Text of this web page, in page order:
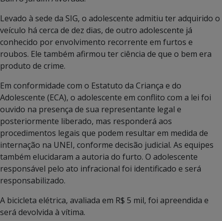
Levado à sede da SIG, o adolescente admitiu ter adquirido o
veículo há cerca de dez dias, de outro adolescente já
conhecido por envolvimento recorrente em furtos e
roubos. Ele também afirmou ter ciência de que o bem era
produto de crime.
Em conformidade com o Estatuto da Criança e do
Adolescente (ECA), o adolescente em conflito com a lei foi
ouvido na presença de sua representante legal e
posteriormente liberado, mas responderá aos
procedimentos legais que podem resultar em medida de
internação na UNEI, conforme decisão judicial. As equipes
também elucidaram a autoria do furto. O adolescente
responsável pelo ato infracional foi identificado e será
responsabilizado.
A bicicleta elétrica, avaliada em R$ 5 mil, foi apreendida e
será devolvida à vítima.